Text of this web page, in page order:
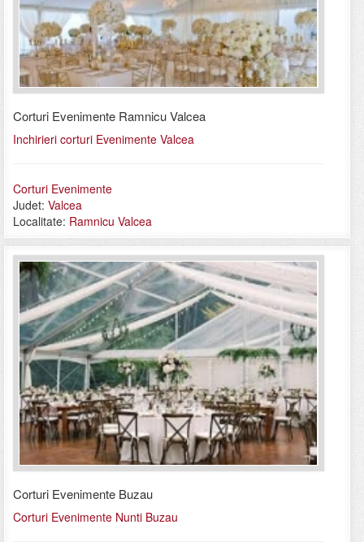
Corturi Evenimente Ramnicu Valcea
Inchirieri corturi Evenimente Valcea
Corturi Evenimente
Judet: Valcea
Localitate: Ramnicu Valcea
Corturi Evenimente Buzau
Corturi Evenimente Nunti Buzau